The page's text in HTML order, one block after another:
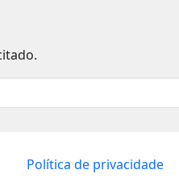
Política de privacidade